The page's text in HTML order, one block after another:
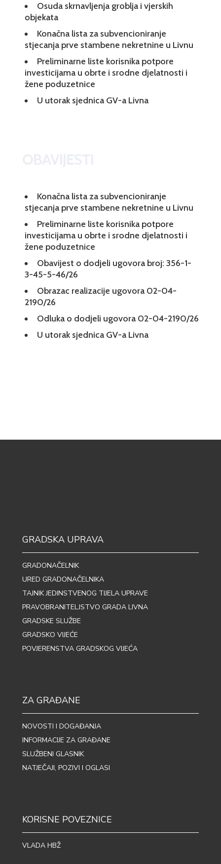
Osuda skrnavljenja groblja i vjerskih
objekata
Konačna lista za subvencioniranje
stjecanja prve stambene nekretnine u Livnu
Preliminarne liste korisnika potpore
investicijama u obrte i srodne djelatnosti i
žene poduzetnice
U utorak sjednica GV-a Livna
Konačna lista za subvencioniranje
stjecanja prve stambene nekretnine u Livnu
Preliminarne liste korisnika potpore
investicijama u obrte i srodne djelatnosti i
žene poduzetnice
Obavijest o dodjeli ugovora broj: 356-1-
3-45-5-46/26
Obrazac realizacije ugovora 02-04-
2190/26
Odluka o dodjeli ugovora 02-04-2190/26
U utorak sjednica GV-a Livna
GRADSKA UPRAVA
GRADONAČELNIK
URED GRADONAČELNIKA
TAJNIK JEDINSTVENOG TIJELA UPRAVE
PRAVOBRANITELJSTVO GRADA LIVNA
GRADSKE SLUŽBE
GRADSKO VIJEĆE
POVJERENSTVA GRADSKOG VIJEĆA
ZA GRAĐANE
NOVOSTI I DOGAĐANJA
INFORMACIJE ZA GRAĐANE
SLUŽBENI GLASNIK
NATJEČAJI, POZIVI I OGLASI
KORISNE POVEZNICE
VLADA HBŽ